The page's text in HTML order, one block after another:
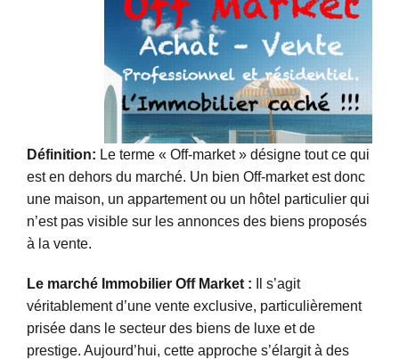
Définition: Le terme « Off-market » désigne tout ce qui
est en dehors du marché. Un bien Off-market est donc
une maison, un appartement ou un hôtel particulier qui
n’est pas visible sur les annonces des biens proposés
à la vente.
Le marché Immobilier Off Market : Il s’agit
véritablement d’une vente exclusive, particulièrement
prisée dans le secteur des biens de luxe et de
prestige. Aujourd’hui, cette approche s’élargit à des